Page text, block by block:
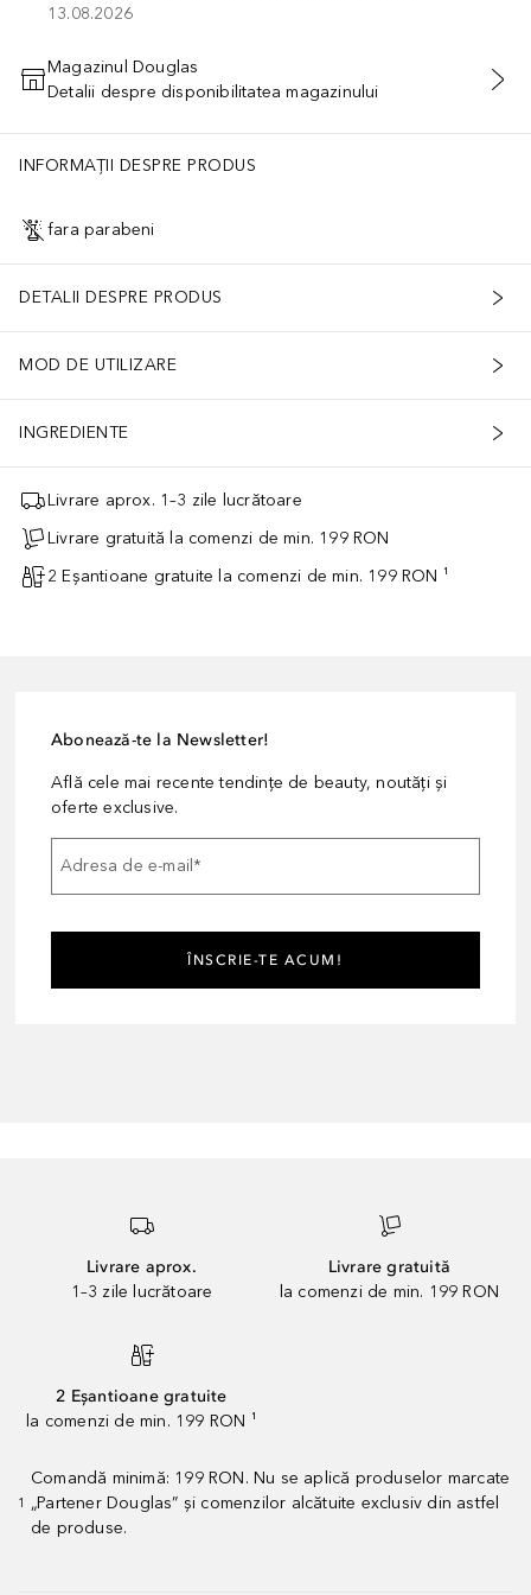
13.08.2026
ADĂUGAȚI ÎN COŞ
Magazinul Douglas
Detalii despre disponibilitatea magazinului
INFORMAȚII DESPRE PRODUS
fara parabeni
DETALII DESPRE PRODUS
MOD DE UTILIZARE
INGREDIENTE
Livrare aprox. 1–3 zile lucrătoare
Livrare gratuită la comenzi de min. 199 RON
2 Eșantioane gratuite la comenzi de min. 199 RON ¹
Abonează-te la Newsletter!
Află cele mai recente tendințe de beauty, noutăți și
oferte exclusive.
Adresa de e-mail*
ÎNSCRIE-TE ACUM!
Livrare aprox.
1–3 zile lucrătoare
Livrare gratuită
la comenzi de min. 199 RON
2 Eșantioane gratuite
la comenzi de min. 199 RON ¹
1
Comandă minimă: 199 RON. Nu se aplică produselor marcate
„Partener Douglas” și comenzilor alcătuite exclusiv din astfel
de produse.